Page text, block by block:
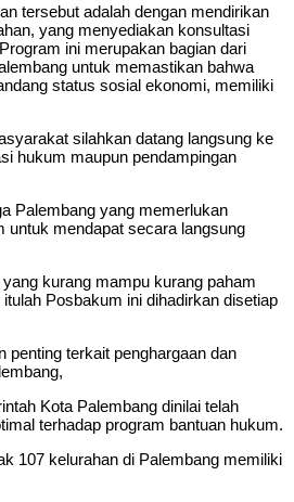
tersebut adalah dengan mendirikan
yang menyediakan konsultasi
ini merupakan bagian dari
untuk memastikan bahwa
status sosial ekonomi, memiliki
silahkan datang langsung ke
hukum maupun pendampingan
Palembang yang memerlukan
untuk mendapat secara langsung
kurang mampu kurang paham
Posbakum ini dihadirkan disetiap
penting terkait penghargaan dan
Kota Palembang dinilai telah
terhadap program bantuan hukum.
107 kelurahan di Palembang memiliki